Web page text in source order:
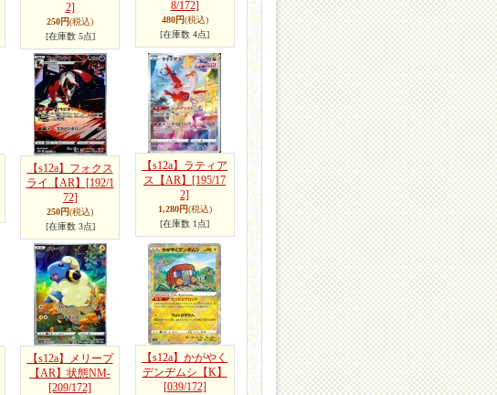
2]
250円(税込)
[在庫数 5点]
8/172]
480円(税込)
[在庫数 4点]
【s12a】フォクス
ライ【AR】
[192/1
72]
250円(税込)
[在庫数 3点]
【s12a】ラティア
ス【AR】 [195/17
2]
1,280円(税込)
[在庫数 1点]
【s12a】メリープ
【AR】状態NM-
[209/172]
【s12a】かがやく
デンヂムシ【K】
[039/172]